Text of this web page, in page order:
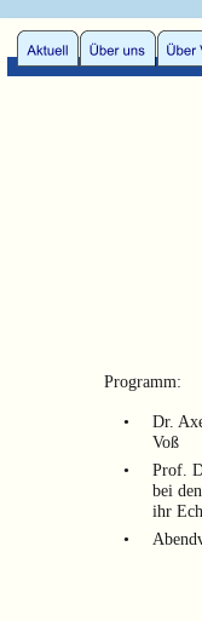
Programm:
•
Dr.
Voß
•
Prof.
bei
ihr
•